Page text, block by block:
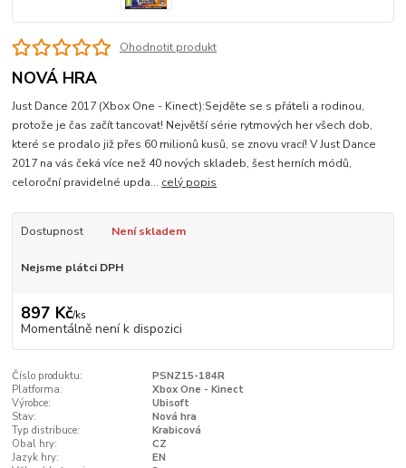
Ohodnotit produkt
NOVÁ HRA
Just Dance 2017 (Xbox One - Kinect):Sejděte se s přáteli a rodinou,
protože je čas začít tancovat! Největší série rytmových her všech dob,
které se prodalo již přes 60 milionů kusů, se znovu vrací! V Just Dance
2017 na vás čeká více než 40 nových skladeb, šest herních módů,
celoroční pravidelné upda... celý popis
Dostupnost Není skladem
Nejsme plátci DPH
897 Kč/ks
Momentálně není k dispozici
Číslo produktu:
PSNZ15-184R
Platforma:
Xbox One - Kinect
Výrobce:
Ubisoft
Stav:
Nová hra
Typ distribuce:
Krabicová
Obal hry:
CZ
Jazyk hry:
EN